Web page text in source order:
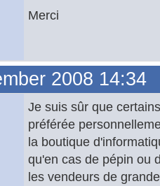
Merci
2008 14:34
Je suis sûr que
préférée
la boutique
qu'en cas de pépin ou
les vendeurs de